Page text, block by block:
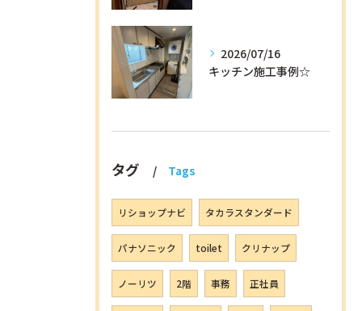
2026/07/16
キッチン施工事例☆
タグ Tags
リショップナビ タカラスタンダード
パナソニック toilet クリナップ
ノーリツ 2階 事務 正社員